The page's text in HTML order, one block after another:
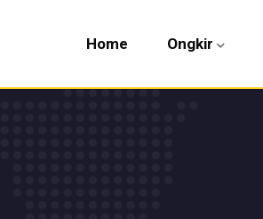
Home Ongkir